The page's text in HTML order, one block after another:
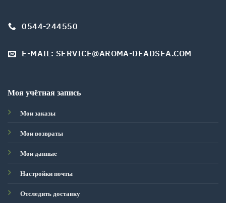
0544-244550
E-MAIL: SERVICE@AROMA-DEADSEA.COM
Моя учётная запись
Мои заказы
Мои возвраты
Мои данные
Настройки почты
Отследить доставку